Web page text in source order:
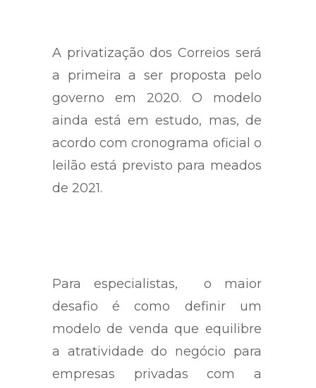
A privatização dos Correios será
a primeira a ser proposta pelo
governo em 2020. O modelo
ainda está em estudo, mas, de
acordo com cronograma oficial o
leilão está previsto para meados
de 2021.
Para especialistas, o maior
desafio é como definir um
modelo de venda que equilibre
a atratividade do negócio para
empresas privadas com a